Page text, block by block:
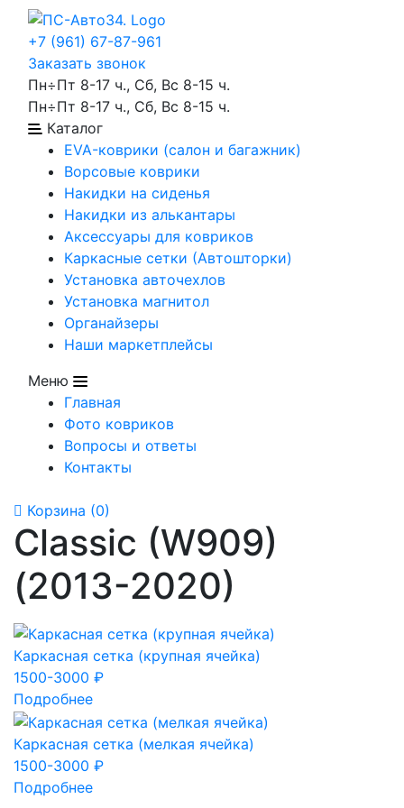
+7 (961) 67-87-961
Заказать звонок
Пн÷Пт 8-17 ч., Сб, Вс 8-15 ч.
Пн÷Пт 8-17 ч., Сб, Вс 8-15 ч.
Каталог
EVA-коврики (салон и багажник)
Ворсовые коврики
Накидки на сиденья
Накидки из алькантары
Аксессуары для ковриков
Каркасные сетки (Автошторки)
Установка авточехлов
Установка магнитол
Органайзеры
Наши маркетплейсы
Меню
Главная
Фото ковриков
Вопросы и ответы
Контакты
Корзина (0)
Classic (W909)
(2013-2020)
Каркасная сетка (крупная ячейка)
1500-3000 ₽
Подробнее
Каркасная сетка (мелкая ячейка)
1500-3000 ₽
Подробнее